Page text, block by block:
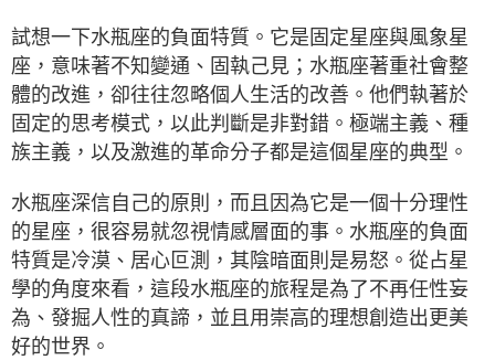
試想一下水瓶座的負面特質。它是固定星座與風象星
座，意味著不知變通、固執己見；水瓶座著重社會整
體的改進，卻往往忽略個人生活的改善。他們執著於
固定的思考模式，以此判斷是非對錯。極端主義、種
族主義，以及激進的革命分子都是這個星座的典型。
水瓶座深信自己的原則，而且因為它是一個十分理性
的星座，很容易就忽視情感層面的事。水瓶座的負面
特質是冷漠、居心叵測，其陰暗面則是易怒。從占星
學的角度來看，這段水瓶座的旅程是為了不再任性妄
為、發掘人性的真諦，並且用崇高的理想創造出更美
好的世界。